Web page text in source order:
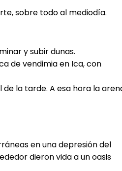
sobre todo al mediodía.
y subir dunas.
de vendimia en Ica, con
la tarde. A esa hora la
en una depresión del
dieron vida a un oasis